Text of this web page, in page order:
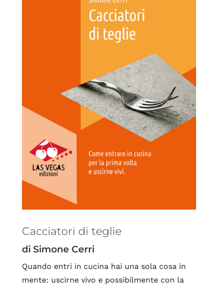
Cacciatori di teglie
di Simone Cerri
Quando entri in cucina hai una sola cosa in
mente: uscirne vivo e possibilmente con la